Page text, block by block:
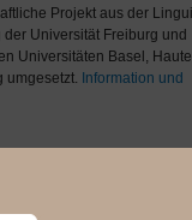
Projekt aus der
Universität Freiburg und
Universitäten Basel,
umgesetzt. Information und